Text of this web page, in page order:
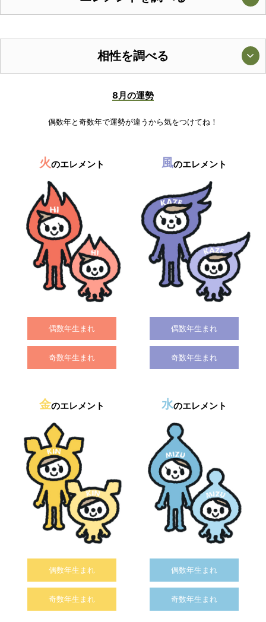
相性を調べる
8月の運勢
偶数年と奇数年で運勢が違うから気をつけてね！
火のエレメント
偶数年生まれ
奇数年生まれ
風のエレメント
偶数年生まれ
奇数年生まれ
金のエレメント
偶数年生まれ
奇数年生まれ
水のエレメント
偶数年生まれ
奇数年生まれ